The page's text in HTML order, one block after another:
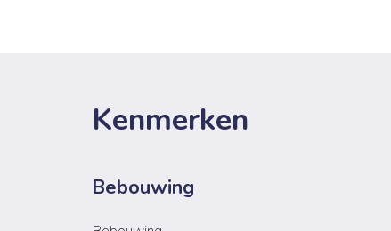
Kenmerken
Bebouwing